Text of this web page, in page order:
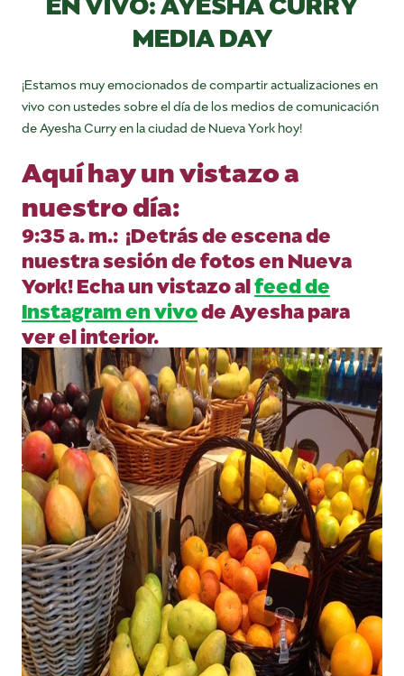
MEDIA DAY
¡Estamos muy emocionados de compartir actualizaciones en
vivo con ustedes sobre el día de los medios de comunicación
de Ayesha Curry en la ciudad de Nueva York hoy!
Aquí hay un vistazo a
nuestro día:
9:35 a. m.: ¡Detrás de escena de
nuestra sesión de fotos en Nueva
York! Echa un vistazo alfeed de
Instagram en vivode Ayesha para
ver el interior.